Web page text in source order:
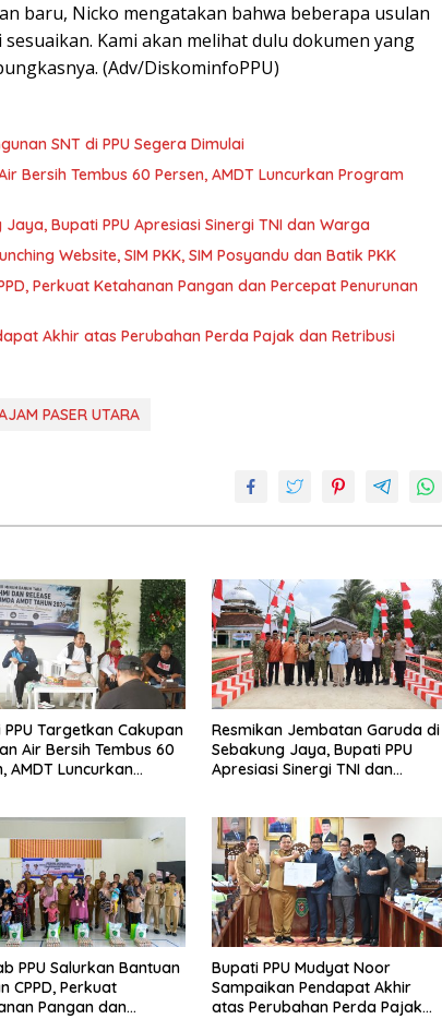
baru, Nicko mengatakan bahwa beberapa usulan
Kami akan melihat dulu dokumen yang
(Adv/DiskominfoPPU)
SNT di PPU Segera Dimulai
Bersih Tembus 60 Persen, AMDT Luncurkan Program
Bupati PPU Apresiasi Sinergi TNI dan Warga
Website, SIM PKK, SIM Posyandu dan Batik PKK
Perkuat Ketahanan Pangan dan Percepat Penurunan
Akhir atas Perubahan Perda Pajak dan Retribusi
PASER UTARA
PPU Targetkan Cakupan
Air Bersih Tembus 60
AMDT Luncurkan
Resmikan Jembatan Garuda di
Sebakung Jaya, Bupati PPU
Apresiasi Sinergi TNI dan
PPU Salurkan Bantuan
CPPD, Perkuat
Pangan dan
Bupati PPU Mudyat Noor
Sampaikan Pendapat Akhir
atas Perubahan Perda Pajak